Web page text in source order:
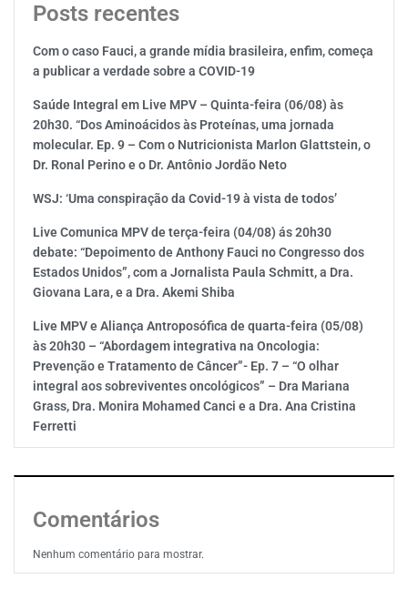
Posts recentes
Com o caso Fauci, a grande mídia brasileira, enfim, começa
a publicar a verdade sobre a COVID-19
Saúde Integral em Live MPV – Quinta-feira (06/08) às
20h30. “Dos Aminoácidos às Proteínas, uma jornada
molecular. Ep. 9 – Com o Nutricionista Marlon Glattstein, o
Dr. Ronal Perino e o Dr. Antônio Jordão Neto
WSJ: ‘Uma conspiração da Covid-19 à vista de todos’
Live Comunica MPV de terça-feira (04/08) ás 20h30
debate: “Depoimento de Anthony Fauci no Congresso dos
Estados Unidos”, com a Jornalista Paula Schmitt, a Dra.
Giovana Lara, e a Dra. Akemi Shiba
Live MPV e Aliança Antroposófica de quarta-feira (05/08)
às 20h30 – “Abordagem integrativa na Oncologia:
Prevenção e Tratamento de Câncer”- Ep. 7 – “O olhar
integral aos sobreviventes oncológicos” – Dra Mariana
Grass, Dra. Monira Mohamed Canci e a Dra. Ana Cristina
Ferretti
Comentários
Nenhum comentário para mostrar.